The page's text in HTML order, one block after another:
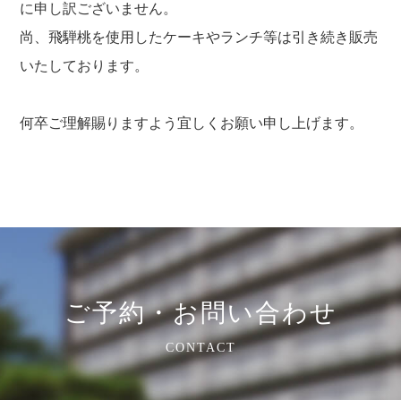
に申し訳ございません。
尚、飛騨桃を使用したケーキやランチ等は引き続き販売
いたしております。
何卒ご理解賜りますよう宜しくお願い申し上げます。
ご予約・お問い合わせ
CONTACT